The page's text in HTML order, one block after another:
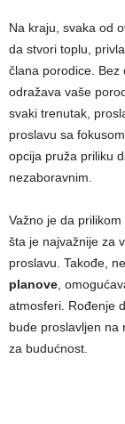
Na kraju, svaka od
da stvori toplu,
člana porodice. Bez
odražava vaše
svaki trenutak,
proslavu sa
opcija pruža priliku
nezaboravnim.
Važno je da
šta je najvažnije za
proslavu. Takođe,
planove ,
atmosferi. Rođenje
bude proslavljen na
za budućnost.